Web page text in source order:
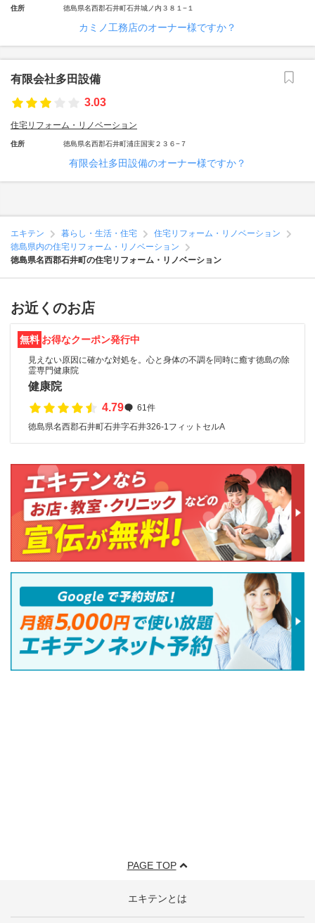
住所 徳島県名西郡石井町石井城ノ内３８１−１
カミノ工務店のオーナー様ですか？
有限会社多田設備
3.03
住宅リフォーム・リノベーション
住所 徳島県名西郡石井町浦庄国実２３６−７
有限会社多田設備のオーナー様ですか？
エキテン 暮らし・生活・住宅
住宅リフォーム・リノベーション
徳島県内の住宅リフォーム・リノベーション
徳島県名西郡石井町の住宅リフォーム・リノベーション
お近くのお店
無料 お得なクーポン発行中
見えない原因に確かな対処を。心と身体の不調を同時に癒す徳島の除
霊専門健康院
健康院
4.79
61件
徳島県名西郡石井町石井字石井326-1フィットセルA
PAGE TOP
エキテンとは